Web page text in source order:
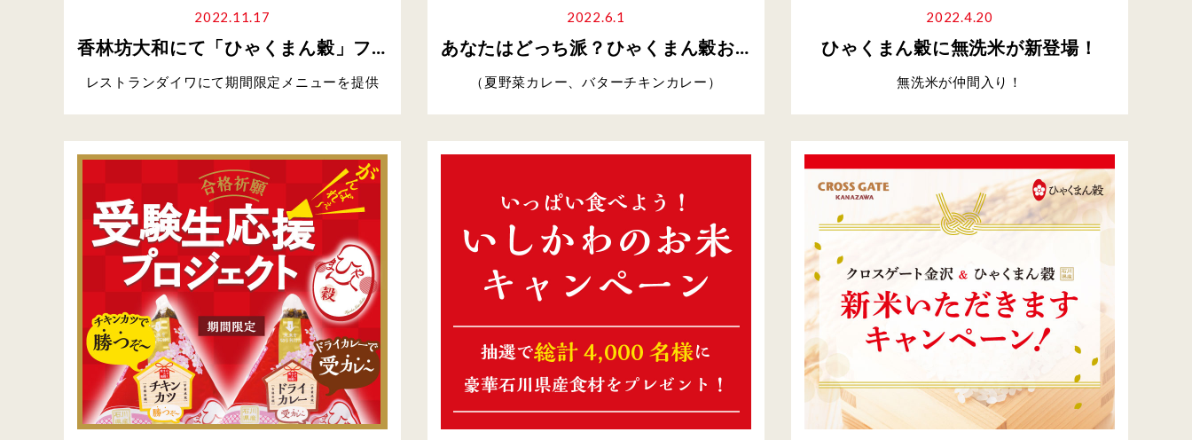
2022.11.17
香林坊大和にて「ひゃくまん穀」フェアを実施
レストランダイワにて期間限定メニューを提供
2022.6.1
あなたはどっち派？ひゃくまん穀おにぎり 夏カレー対決キャンペーン開催！
（夏野菜カレー、バターチキンカレー）
2022.4.20
ひゃくまん穀に無洗米が新登場！
無洗米が仲間入り！